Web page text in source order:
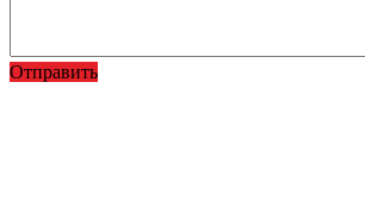
Отправить